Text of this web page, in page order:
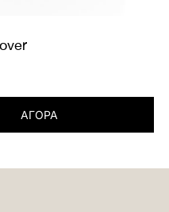
ΑΓΟΡΑ